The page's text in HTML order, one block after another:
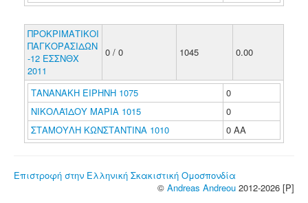
ΠΡΟΚΡΙΜΑΤΙΚΟΙ
ΠΑΓΚΟΡΑΣΙΔΩΝ
-12 ΕΣΣΝΘΧ
2011
0 / 0 1045 0.00
ΤΑΝΑΝΑΚΗ ΕΙΡΗΝΗ 1075
0
ΝΙΚΟΛΑΪΔΟΥ ΜΑΡΙΑ 1015
0
ΣΤΑΜΟΥΛΗ ΚΩΝΣΤΑΝΤΙΝΑ 1010
0 ΑΑ
Επιστροφή στην Ελληνική Σκακιστική Ομοσπονδία
© Andreas Andreou 2012-2026 [P]